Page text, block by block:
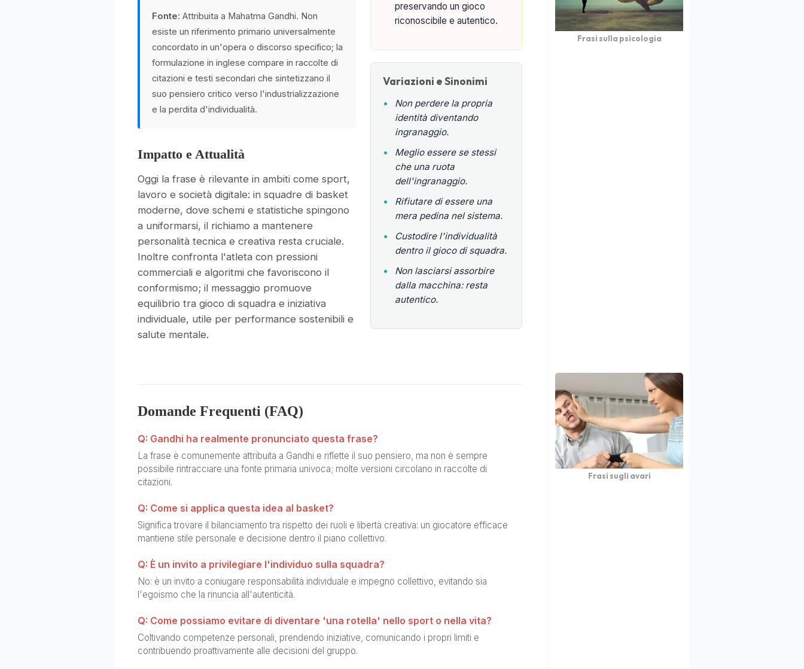
Fonte: Attribuita a Mahatma Gandhi. Non
esiste un riferimento primario universalmente
concordato in un'opera o discorso specifico; la
formulazione in inglese compare in raccolte di
citazioni e testi secondari che sintetizzano il
suo pensiero critico verso l'industrializzazione
e la perdita d'individualità.
Impatto e Attualità
Oggi la frase è rilevante in ambiti come sport,
lavoro e società digitale: in squadre di basket
moderne, dove schemi e statistiche spingono
a uniformarsi, il richiamo a mantenere
personalità tecnica e creativa resta cruciale.
Inoltre confronta l'atleta con pressioni
commerciali e algoritmi che favoriscono il
conformismo; il messaggio promuove
equilibrio tra gioco di squadra e iniziativa
individuale, utile per performance sostenibili e
salute mentale.
preservando un gioco
riconoscibile e autentico.
Variazioni e Sinonimi
•
Non perdere la propria
identità diventando
ingranaggio.
•
Meglio essere se stessi
che una ruota
dell'ingranaggio.
•
Rifiutare di essere una
mera pedina nel sistema.
•
Custodire l'individualità
dentro il gioco di squadra.
•
Non lasciarsi assorbire
dalla macchina: resta
autentico.
Domande Frequenti (FAQ)
Q: Gandhi ha realmente pronunciato questa frase?
La frase è comunemente attribuita a Gandhi e riflette il suo pensiero, ma non è sempre
possibile rintracciare una fonte primaria univoca; molte versioni circolano in raccolte di
citazioni.
Q: Come si applica questa idea al basket?
Significa trovare il bilanciamento tra rispetto dei ruoli e libertà creativa: un giocatore efficace
mantiene stile personale e decisione dentro il piano collettivo.
Q: È un invito a privilegiare l'individuo sulla squadra?
No: è un invito a coniugare responsabilità individuale e impegno collettivo, evitando sia
l'egoismo che la rinuncia all'autenticità.
Q: Come possiamo evitare di diventare 'una rotella' nello sport o nella vita?
Coltivando competenze personali, prendendo iniziative, comunicando i propri limiti e
contribuendo proattivamente alle decisioni del gruppo.
Frasi sulla psicologia
Frasi sugli avari